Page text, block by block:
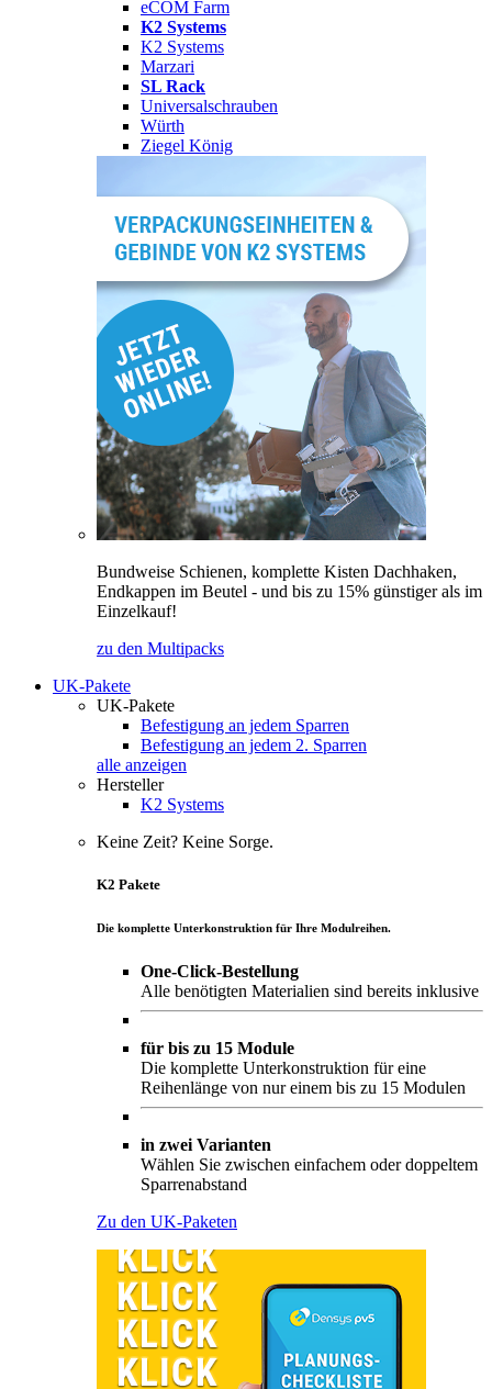
eCOM Farm
K2 Systems
K2 Systems
Marzari
SL Rack
Universalschrauben
Würth
Ziegel König
Bundweise Schienen, komplette Kisten Dachhaken,
Endkappen im Beutel - und bis zu 15% günstiger als im
Einzelkauf!
zu den Multipacks
UK-Pakete
UK-Pakete
Befestigung an jedem Sparren
Befestigung an jedem 2. Sparren
alle anzeigen
Hersteller
K2 Systems
Keine Zeit? Keine Sorge.
K2 Pakete
Die komplette Unterkonstruktion für Ihre Modulreihen.
One-Click-Bestellung
Alle benötigten Materialien sind bereits inklusive
für bis zu 15 Module
Die komplette Unterkonstruktion für eine
Reihenlänge von nur einem bis zu 15 Modulen
in zwei Varianten
Wählen Sie zwischen einfachem oder doppeltem
Sparrenabstand
Zu den UK-Paketen